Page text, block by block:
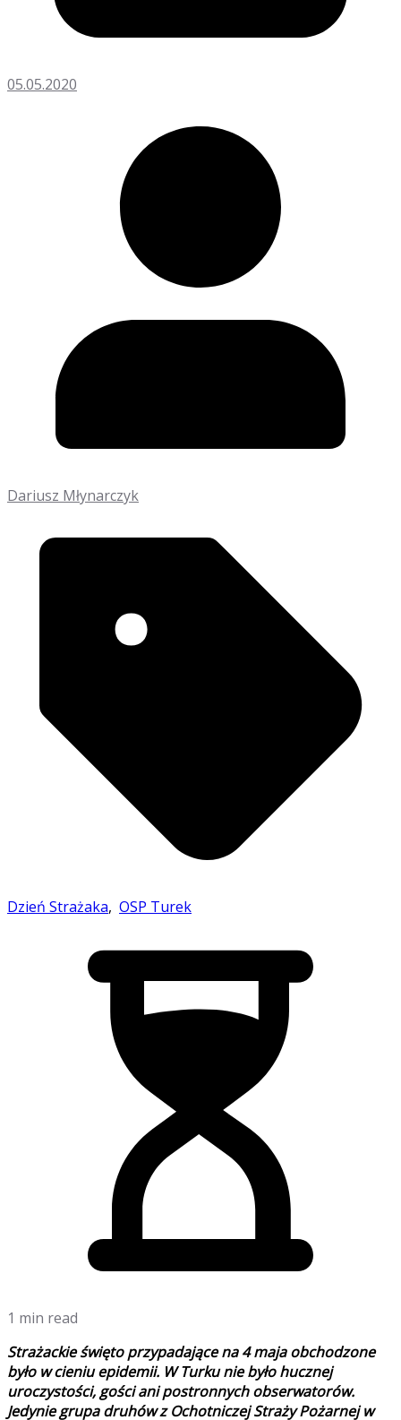
05.05.2020
Dariusz Młynarczyk
Dzień Strażaka, OSP Turek
1 min read
Strażackie święto przypadające na 4 maja obchodzone
było w cieniu epidemii. W Turku nie było hucznej
uroczystości, gości ani postronnych obserwatorów.
Jedynie grupa druhów z Ochotniczej Straży Pożarnej w